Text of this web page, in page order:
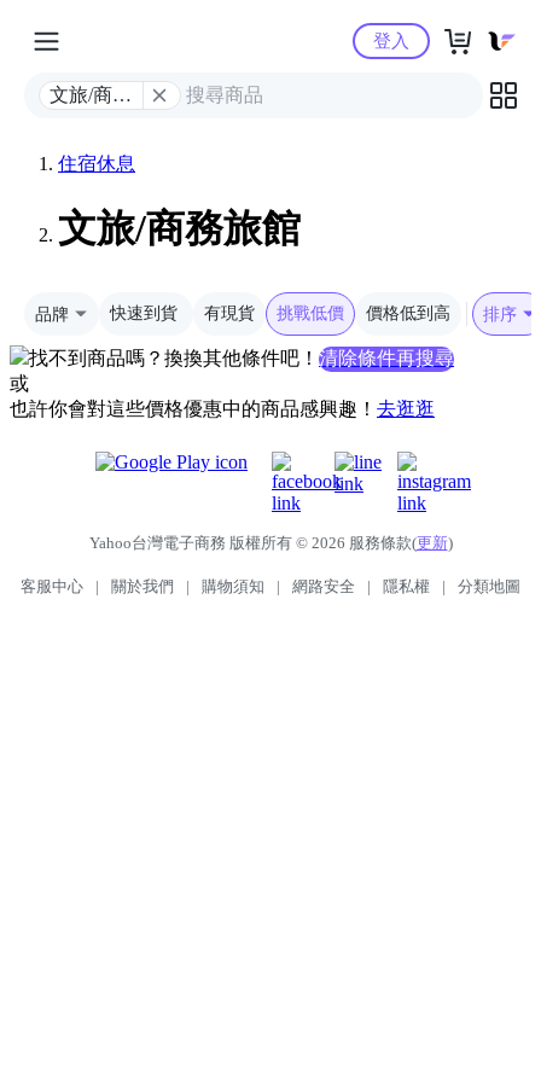
Yahoo購物中心
文旅/商務
登入
住宿休息
文旅/商務旅館
品牌 快速到貨 有現貨 挑戰低價 價格低到高 排序
找不到商品嗎？換換其他條件吧！ 清除條件再搜尋
或
也許你會對這些價格優惠中的商品感興趣！ 去逛逛
Yahoo台灣電子商務 版權所有 © 2026 服務條款(更新)
客服中心 | 關於我們 | 購物須知 | 網路安全 | 隱私權 | 分類地圖